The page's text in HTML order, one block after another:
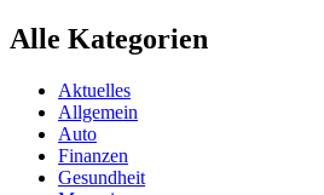
Alle Kategorien
Aktuelles
Allgemein
Auto
Finanzen
Gesundheit